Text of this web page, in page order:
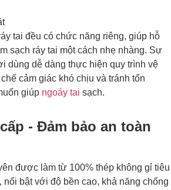
tai đều có chức năng riêng, giúp hỗ
sạch ráy tai một cách nhẹ nhàng. Sự
dùng dễ dàng thực hiện quy trình vệ
cảm giác khó chịu và tránh tổn
giúp ngoáy tai sạch.
- Đảm bảo an toàn
được làm từ 100% thép không gỉ tiêu
nổi bật với độ bền cao, khả năng chống